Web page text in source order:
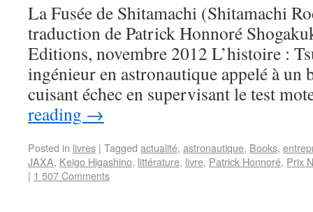
La Fusée de Shitamachi (Shitamachi
traduction de Patrick Honnoré
Editions, novembre 2012 L’histoire :
ingénieur en astronautique appelé à
cuisant échec en supervisant le test
reading →
Posted in livres | Tagged actualité, astronautique, Books,
JAXA, Keigo Higashino, littérature, livre, Patrick Honnoré, Prix
| 1 507 Comments